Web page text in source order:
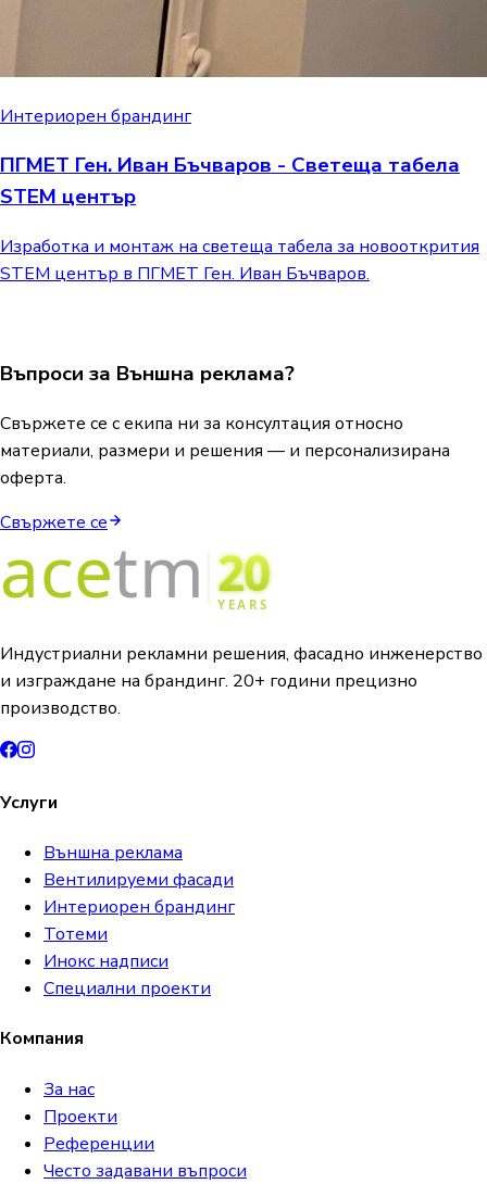
Интериорен брандинг
ПГМЕТ Ген. Иван Бъчваров - Светеща табела
STEM център
Изработка и монтаж на светеща табела за новооткрития
STEM център в ПГМЕТ Ген. Иван Бъчваров.
Въпроси за Външна реклама?
Свържете се с екипа ни за консултация относно
материали, размери и решения — и персонализирана
оферта.
Свържете се
Индустриални рекламни решения, фасадно инженерство
и изграждане на брандинг. 20+ години прецизно
производство.
Услуги
Външна реклама
Вентилируеми фасади
Интериорен брандинг
Тотеми
Инокс надписи
Специални проекти
Компания
За нас
Проекти
Референции
Често задавани въпроси